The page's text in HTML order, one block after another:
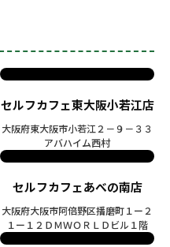
セルフカフェ東大阪小若江店
大阪府東大阪市小若江２－９－３３
アバハイム西村
セルフカフェあべの南店
大阪府大阪市阿倍野区播磨町１ー２
１ー１２ＤＭＷＯＲＬＤビル１階